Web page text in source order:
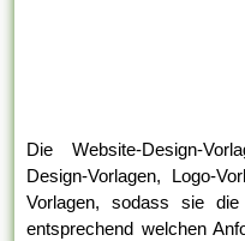
Die Website-Design-
Design-Vorlagen, Logo-
Vorlagen, sodass sie
entsprechend welchen